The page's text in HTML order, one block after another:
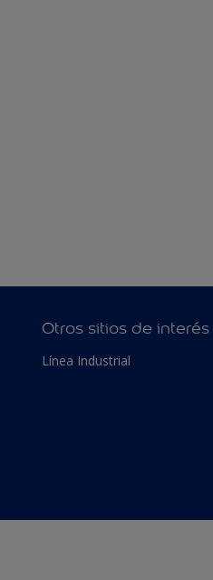
Otros sitios de interés
Línea Industrial